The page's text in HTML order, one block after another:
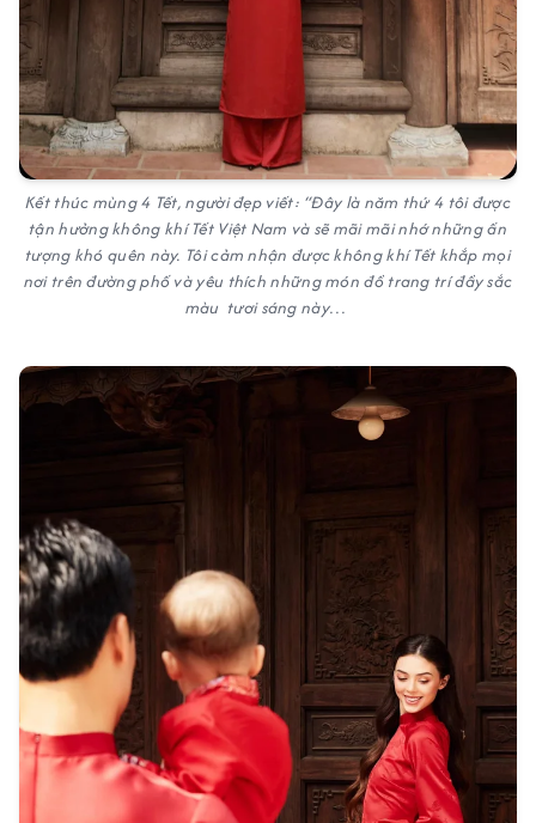
Kết thúc mùng 4 Tết, người đẹp viết: “Đây là năm thứ 4 tôi được
tận hưởng không khí Tết Việt Nam và sẽ mãi mãi nhớ những ấn
tượng khó quên này. Tôi cảm nhận được không khí Tết khắp mọi
nơi trên đường phố và yêu thích những món đồ trang trí đầy sắc
màu tươi sáng này…